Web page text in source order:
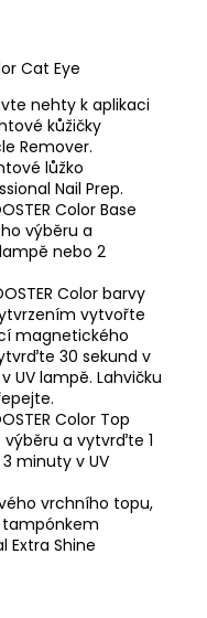
Cat Eye
nehty k aplikaci
kůžičky
Remover.
lůžko
Nail Prep.
Color Base
výběru a
nebo 2
Color barvy
vytvořte
magnetického
30 sekund v
UV lampě. Lahvičku
Color Top
a vytvrďte 1
minuty v UV
vrchního topu,
Extra Shine